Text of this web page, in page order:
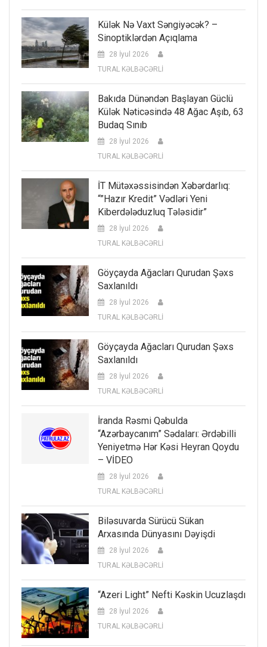
Külək Nə Vaxt Səngiyəcək? –
Sinoptiklərdən Açıqlama
28 İyul 2026
TURAL KƏLBƏCƏRLİ
Bakıda Dünəndən Başlayan Güclü
Külək Nəticəsində 48 Ağac Aşıb, 63
Budaq Sınıb
28 İyul 2026
TURAL KƏLBƏCƏRLİ
İT Mütəxəssisindən Xəbərdarlıq:
“”Hazır Kredit” Vədləri Yeni
Kiberdələduzluq Tələsidir”
28 İyul 2026
TURAL KƏLBƏCƏRLİ
Göyçayda Ağacları Qurudan Şəxs
Saxlanıldı
28 İyul 2026
TURAL KƏLBƏCƏRLİ
Göyçayda Ağacları Qurudan Şəxs
Saxlanıldı
28 İyul 2026
TURAL KƏLBƏCƏRLİ
İranda Rəsmi Qəbulda
“Azərbaycanım” Sədaları: Ərdəbilli
Yeniyetmə Hər Kəsi Heyran Qoydu
– VİDEO
28 İyul 2026
TURAL KƏLBƏCƏRLİ
Biləsuvarda Sürücü Sükan
Arxasında Dünyasını Dəyişdi
28 İyul 2026
TURAL KƏLBƏCƏRLİ
“Azeri Light” Nefti Kəskin Ucuzlaşdı
28 İyul 2026
TURAL KƏLBƏCƏRLİ